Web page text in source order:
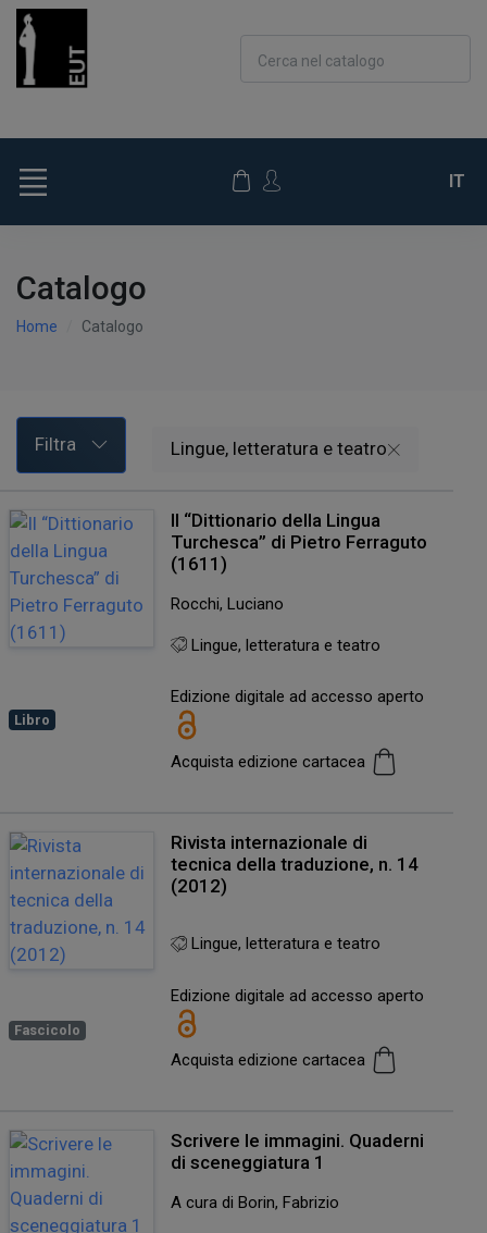
Cerca nel catalogo
IT
Catalogo
Home Catalogo
Filtra Lingue, letteratura e teatro
Libro
Il “Dittionario della Lingua
Turchesca” di Pietro Ferraguto
(1611)
Rocchi, Luciano
Lingue, letteratura e teatro
Edizione digitale ad accesso aperto
Acquista edizione cartacea
Fascicolo
Rivista internazionale di
tecnica della traduzione, n. 14
(2012)
Lingue, letteratura e teatro
Edizione digitale ad accesso aperto
Acquista edizione cartacea
Scrivere le immagini. Quaderni
di sceneggiatura 1
A cura di Borin, Fabrizio